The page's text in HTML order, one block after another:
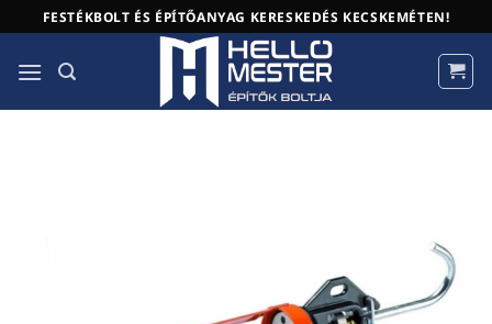
to
content
FESTÉKBOLT ÉS ÉPÍTŐANYAG KERESKEDÉS KECSKEMÉTEN!